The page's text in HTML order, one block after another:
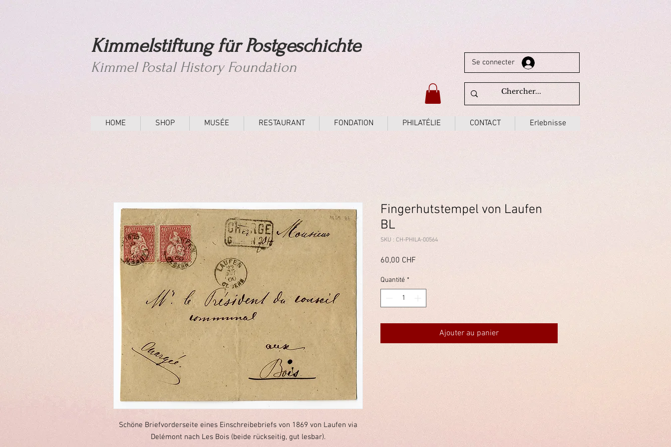
Kimmelstiftung für Postgeschichte
Kimmel Postal History Foundation Se connecter
HOME SHOP MUSÉE RESTAURANT FONDATION PHILATÉLIE CONTACT Erlebnisse
Schöne Briefvorderseite eines Einschreibebriefs von 1869 von Laufen via
Delémont nach Les Bois (beide rückseitig, gut lesbar).
Fingerhutstempel von Laufen
BL
SKU : CH-PHILA-00564
60,00 CHF
Quantité *
Ajouter au panier